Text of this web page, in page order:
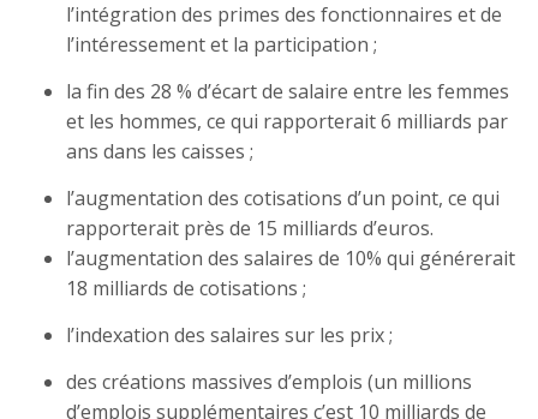
l’intégration des primes des fonctionnaires et de
l’intéressement et la participation ;
la fin des 28 % d’écart de salaire entre les femmes
et les hommes, ce qui rapporterait 6 milliards par
ans dans les caisses ;
l’augmentation des cotisations d’un point, ce qui
rapporterait près de 15 milliards d’euros.
l’augmentation des salaires de 10% qui générerait
18 milliards de cotisations ;
l’indexation des salaires sur les prix ;
des créations massives d’emplois (un millions
d’emplois supplémentaires c’est 10 milliards de